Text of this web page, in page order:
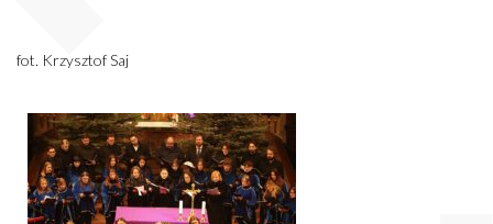
fot. Krzysztof Saj